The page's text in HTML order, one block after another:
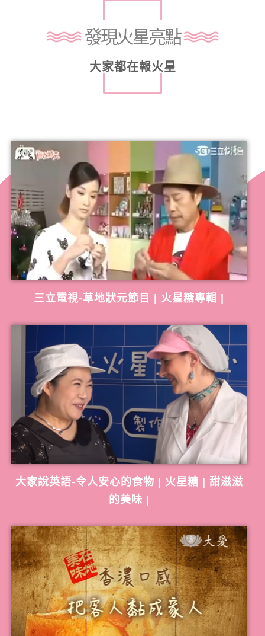
發現火星亮點
大家都在報火星
三立電視-草地狀元節目 | 火星糖專輯 |
大家說英語-令人安心的食物 | 火星糖 | 甜滋滋
的美味 |